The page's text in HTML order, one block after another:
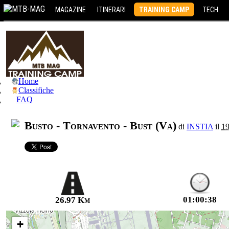
MAGAZINE ITINERARI TRAINING CAMP TECH
Home
Classifiche
FAQ
Busto - Tornavento - Bust (Va) di INSTIA il
26.97 Km 01:00:38
+